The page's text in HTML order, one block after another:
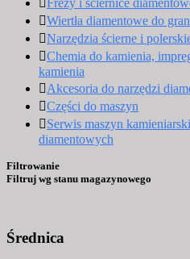
Wiertła diamentowe do
Narzędzia ścierne i
Chemia do kamienia,
kamienia
Akcesoria do narzędzi
Części do maszyn
Serwis maszyn
diamentowych
Filtrowanie
Filtruj wg stanu magazynowego
Średnica